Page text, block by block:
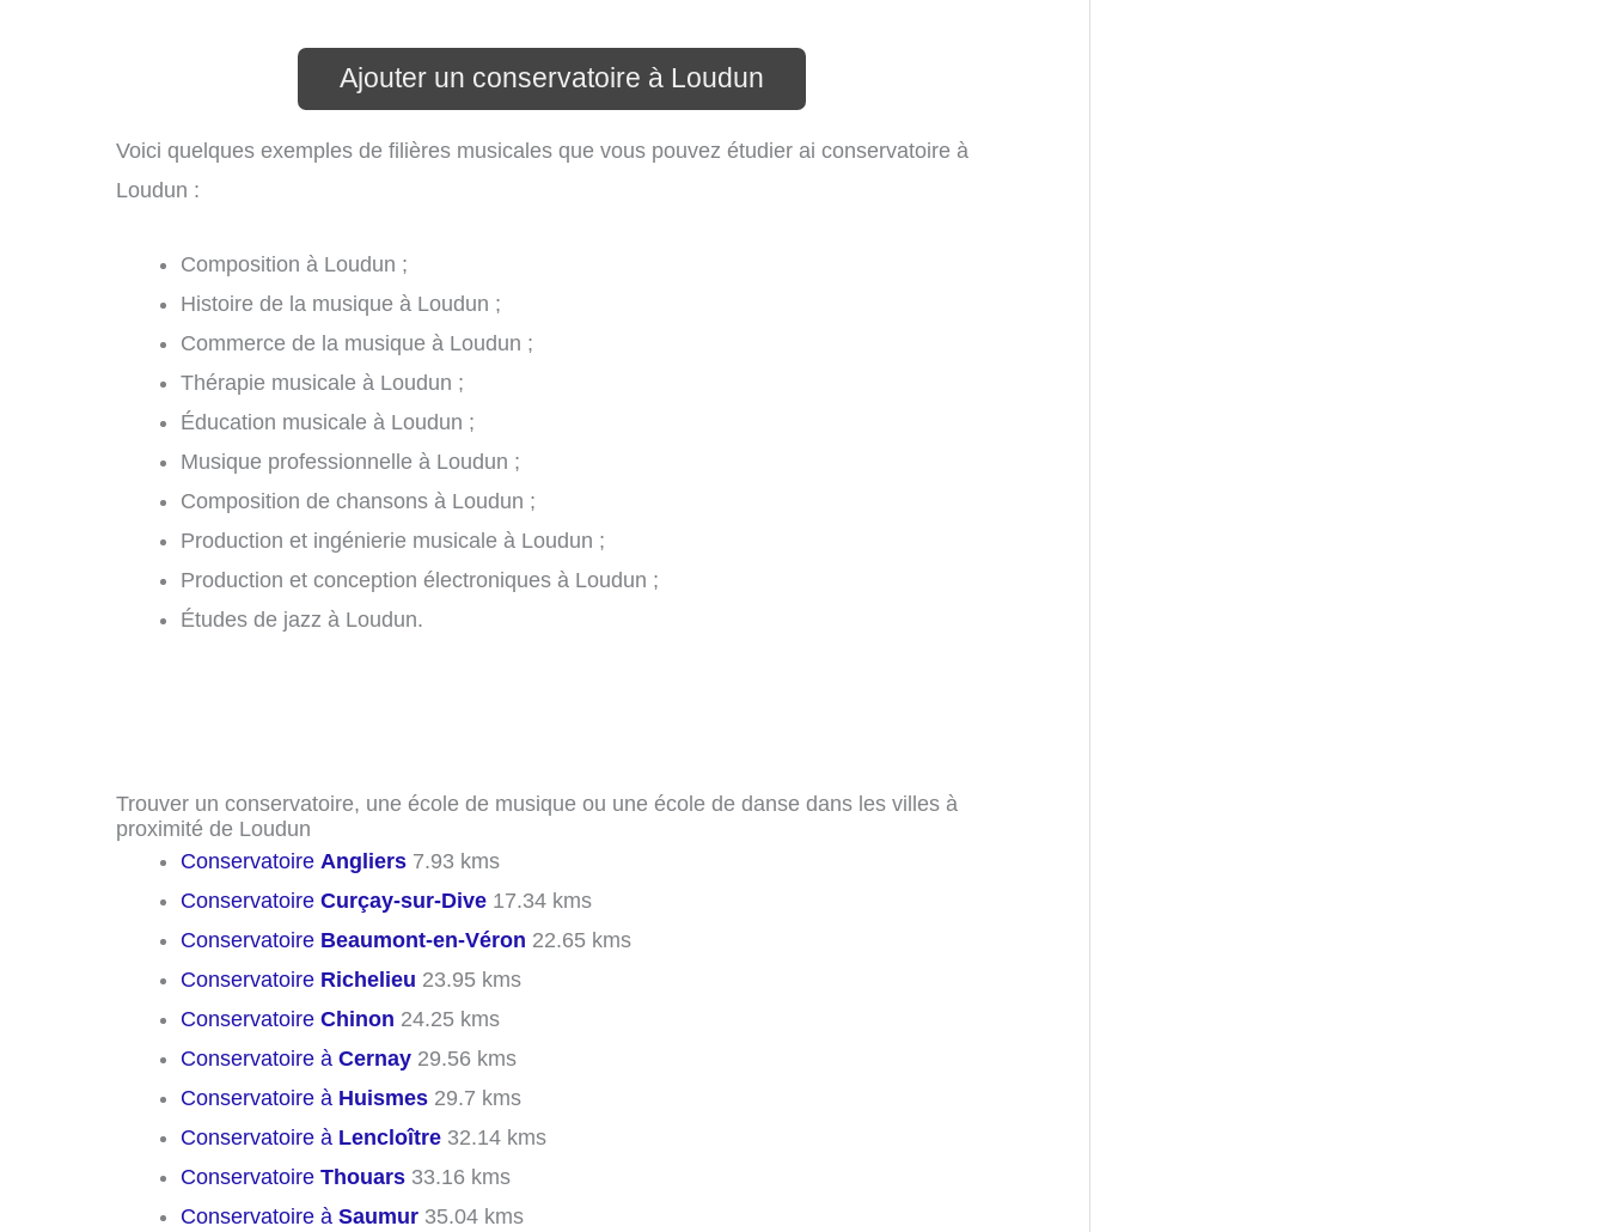
Ajouter un conservatoire à Loudun
Voici quelques exemples de filières musicales que vous pouvez étudier ai conservatoire à
Loudun :
Composition à Loudun ;
Histoire de la musique à Loudun ;
Commerce de la musique à Loudun ;
Thérapie musicale à Loudun ;
Éducation musicale à Loudun ;
Musique professionnelle à Loudun ;
Composition de chansons à Loudun ;
Production et ingénierie musicale à Loudun ;
Production et conception électroniques à Loudun ;
Études de jazz à Loudun.
Trouver un conservatoire, une école de musique ou une école de danse dans les villes à
proximité de Loudun
Conservatoire Angliers 7.93 kms
Conservatoire Curçay-sur-Dive 17.34 kms
Conservatoire Beaumont-en-Véron 22.65 kms
Conservatoire Richelieu 23.95 kms
Conservatoire Chinon 24.25 kms
Conservatoire à Cernay 29.56 kms
Conservatoire à Huismes 29.7 kms
Conservatoire à Lencloître 32.14 kms
Conservatoire Thouars 33.16 kms
Conservatoire à Saumur 35.04 kms